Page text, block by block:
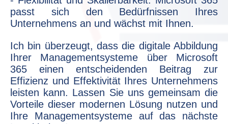
passt sich den Bedürfnissen Ihres
Unternehmens an und wächst mit Ihnen.
Ich bin überzeugt, dass die digitale Abbildung
Ihrer Managementsysteme über Microsoft
365 einen entscheidenden Beitrag zur
Effizienz und Effektivität Ihres Unternehmens
leisten kann. Lassen Sie uns gemeinsam die
Vorteile dieser modernen Lösung nutzen und
Ihre Managementsysteme auf das nächste